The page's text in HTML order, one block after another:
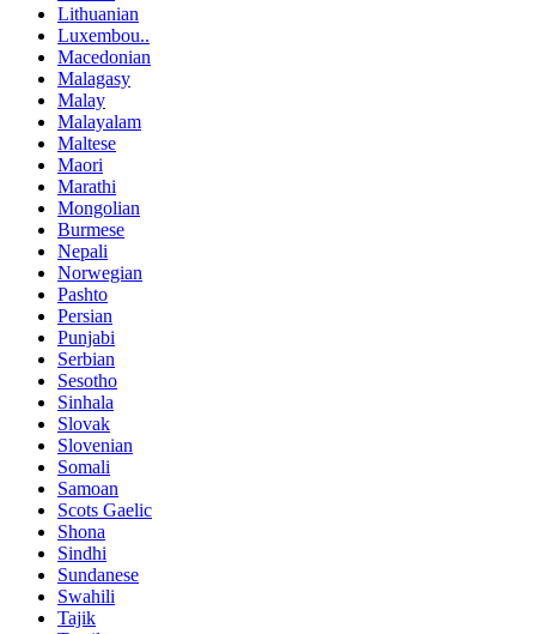
Lithuanian
Luxembou..
Macedonian
Malagasy
Malay
Malayalam
Maltese
Maori
Marathi
Mongolian
Burmese
Nepali
Norwegian
Pashto
Persian
Punjabi
Serbian
Sesotho
Sinhala
Slovak
Slovenian
Somali
Samoan
Scots Gaelic
Shona
Sindhi
Sundanese
Swahili
Tajik